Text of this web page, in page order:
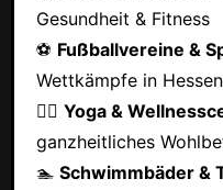
Gesundheit & Fitness
⚽ Fußballvereine &
Wettkämpfe in Hessen
🧘‍♂️ Yoga &
ganzheitliches
🏊 Schwimmbäder &